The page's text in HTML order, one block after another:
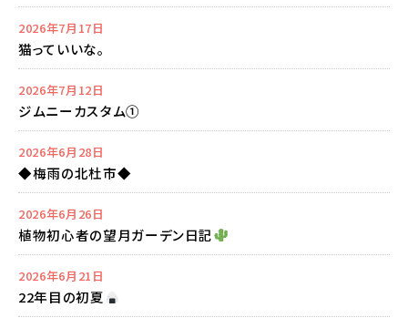
2026年7月17日
猫っていいな。
2026年7月12日
ジムニーカスタム①
2026年6月28日
◆梅雨の北杜市◆
2026年6月26日
植物初心者の望月ガーデン日記
2026年6月21日
22年目の初夏